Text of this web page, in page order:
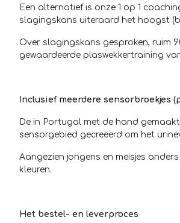
Een alternatief is onze 1 op 1
slagingskans uiteraard het hoogst
Over slagingskans gesproken, ruim
gewaardeerde plaswekkertraining
Inclusief meerdere sensorbroekjes
De in Portugal met de hand
sensorgebied gecreëerd om het
Aangezien jongens en meisjes
kleuren.
Het bestel- en leverproces